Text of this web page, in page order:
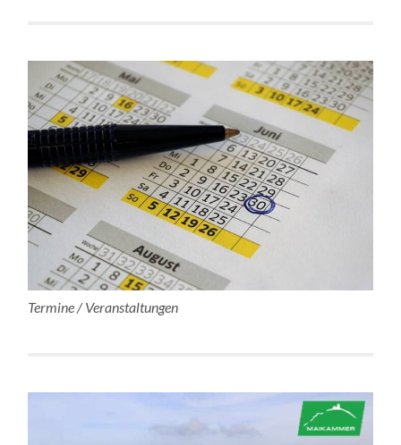
Termine / Veranstaltungen